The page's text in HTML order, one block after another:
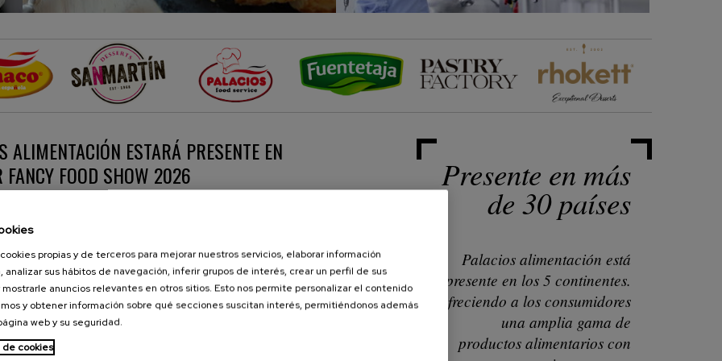
ALIMENTACIÓN ESTARÁ PRESENTE EN
FANCY FOOD SHOW 2026
principal encuentro de referencia para el sector specialty food en
que se celebrará en el Javits Center de Nueva York.
Ver más noticias
Presente en más
de 30 países
Palacios alimentación está
presente en los 5 continentes.
Ofreciendo a los consumidores
una amplia gama de
productos alimentarios con
propias y de terceros para mejorar nuestros servicios, elaborar información
analizar sus hábitos de navegación, inferir grupos de interés, crear un perfil de sus
anuncios relevantes en otros sitios. Esto nos permite personalizar el contenido
y obtener información sobre qué secciones suscitan interés, permitiéndonos además
web y su seguridad.
de cookies